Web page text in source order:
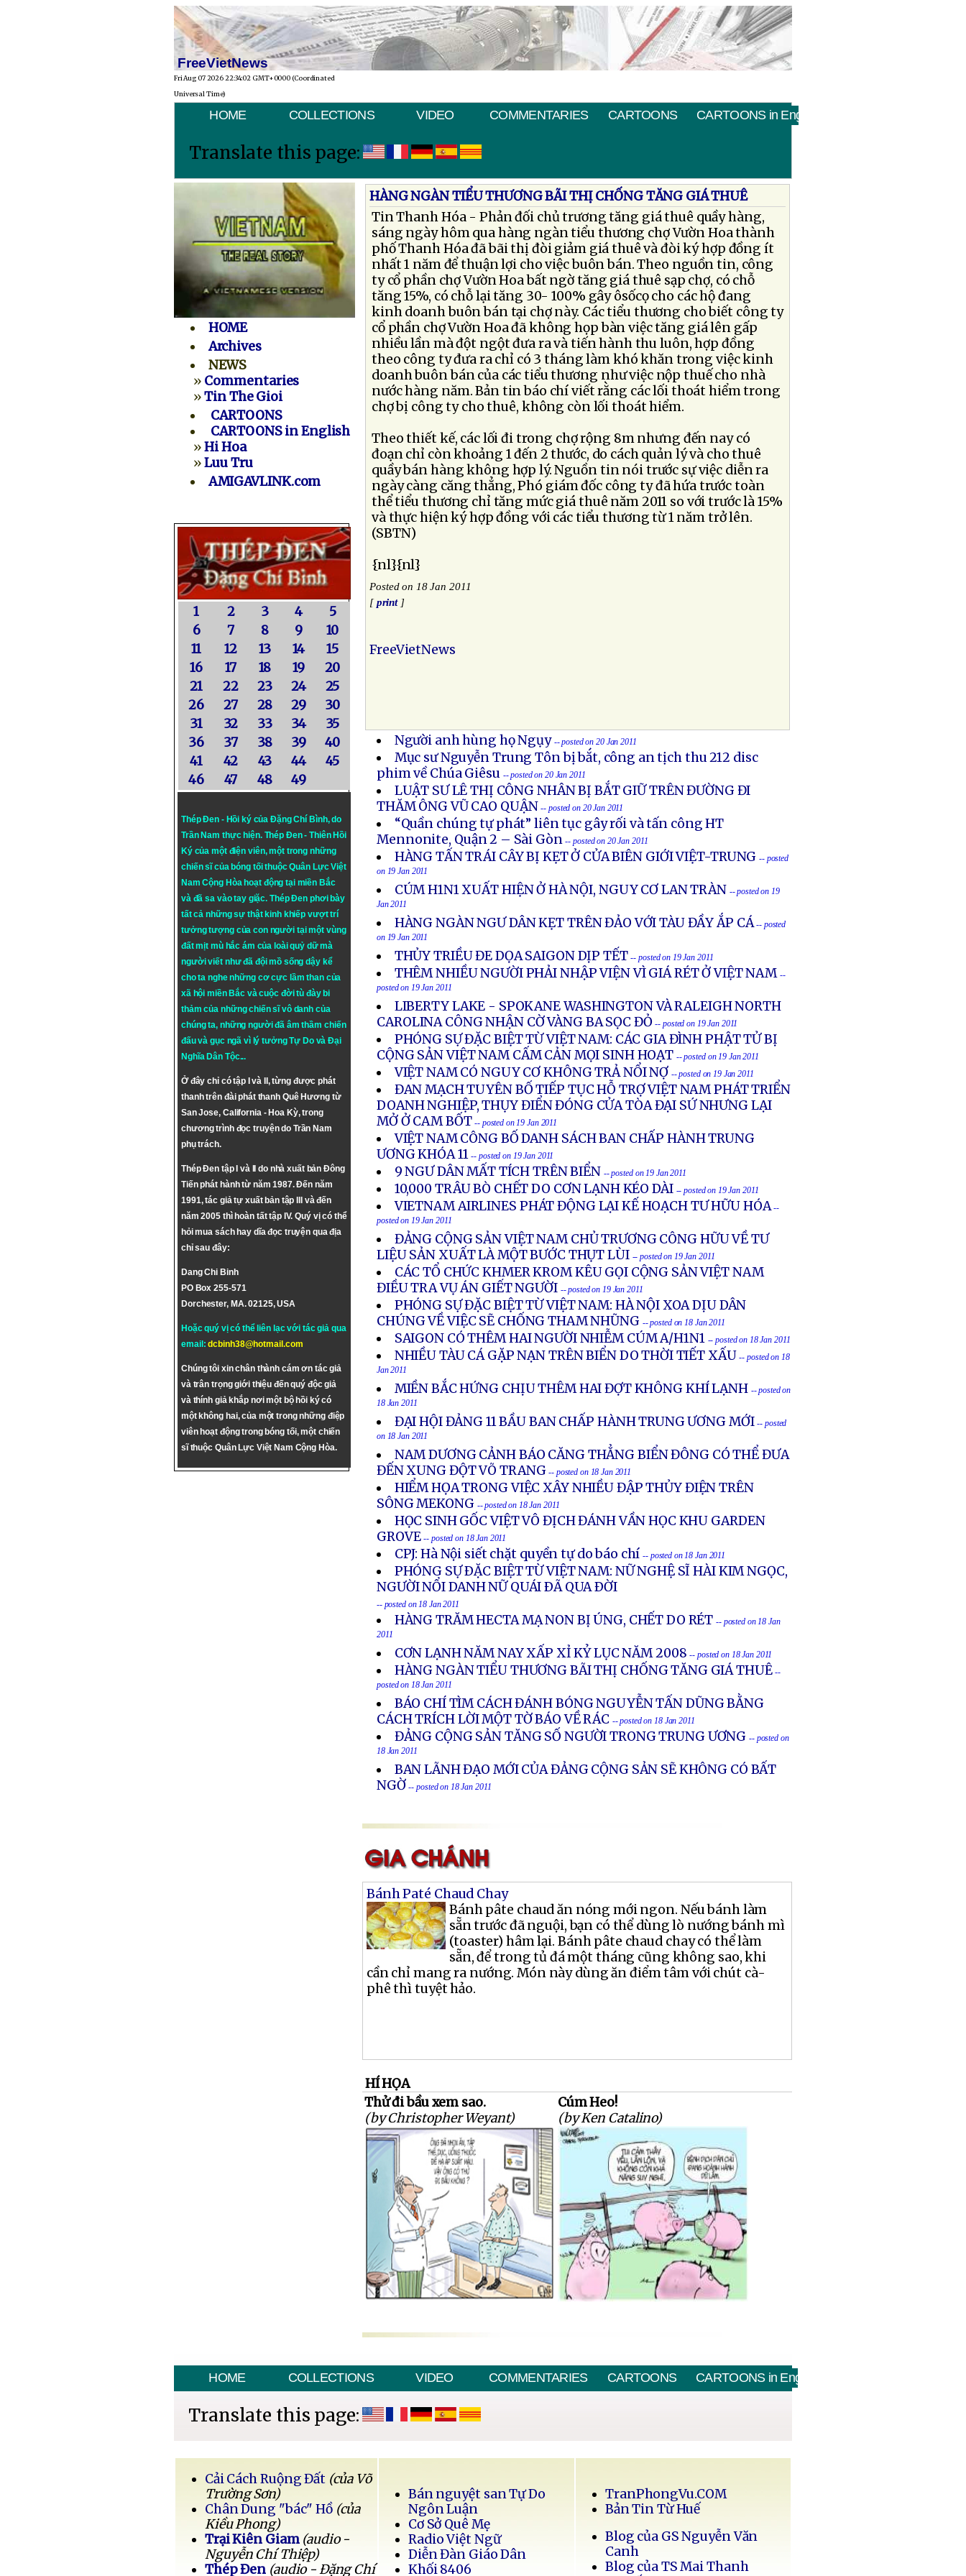
FreeVietNews
Fri Aug 07 2026 22:34:02 GMT+0000 (Coordinated
Universal Time)
HOME COLLECTIONS VIDEO COMMENTARIES CARTOONS CARTOONS in English
Translate this page:
HOME
Archives
NEWS
» Commentaries
»Tin The Gioi
CARTOONS
CARTOONS in English
»Hi Hoa
»Luu Tru
AMIGAVLINK.com
1 2 3 4
5
6
7 8 9
10
11
12 13 14
15
16
17 18 19
20
21
22 23 24
25
26
27 28 29
30
31
32 33 34
35
36
37 38 39
40
41
42 43 44
45
46
47 48 49
Thép Đen - Hồi ký của Đặng Chí Bình, do
Trần Nam thực hiện. Thép Đen- Thiên Hồi
Ký của một điện viên, một trong những
chiến sĩ của bóng tối thuộc Quân Lực Việt
Nam Cộng Hòa hoạt động tại miền Bắc
và đã sa vào tay giặc. Thép Đen phơi bày
tất cả những sự thật kinh khiếp vượt trí
tưởng tượng của con người tại một vùng
đất mịt mù hắc ám của loài quỷ dữ mà
người viết như đã đội mồ sống dậy kể
cho ta nghe những cơ cực lầm than của
xã hội miền Bắc và cuộc đời tù đày bi
thảm của những chiến sĩ vô danh của
chúng ta, những người đã âm thầm chiến
đấu và gục ngã vì lý tưởngTự DovàĐại
Nghĩa Dân Tộc...
Ở đây chỉ có tập I và II, từng được phát
thanh trên đài phát thanh Quê Hương từ
San Jose, California - Hoa Kỳ, trong
chương trình đọc truyện do Trần Nam
phụ trách.
Thép Đen tập I và II do nhà xuất bản Đông
Tiến phát hành từ năm 1987. Đến năm
1991, tác giả tự xuất bản tập III và đến
năm 2005 thì hoàn tất tập IV. Quý vị có thể
hỏi mua sách hay dĩa đọc truyện qua địa
chỉ sau đây:
Dang Chi Binh
PO Box 255-571
Dorchester, MA. 02125, USA
Hoặc quý vị có thể liên lạc với tác giả qua
email:dcbinh38@hotmail.com
Chúng tôi xin chân thành cám ơn tác giả
và trân trọng giới thiệu đến quý độc giả
và thính giả khắp nơi một bộ hồi ký có
một không hai, của một trong những điệp
viên hoạt động trong bóng tối, một chiến
sĩ thuộc Quân Lực Việt Nam Cộng Hòa.
HÀNG NGÀN TIỂU THƯƠNG BÃI THỊ CHỐNG TĂNG GIÁ THUÊ
Tin Thanh Hóa - Phản đối chủ trương tăng giá thuê quầy hàng,
sáng ngày hôm qua hàng ngàn tiểu thương chợ Vườn Hoa thành
phố Thanh Hóa đã bãi thị đòi giảm giá thuê và đòi ký hợp đồng ít
nhất 1 năm để thuận lợi cho việc buôn bán. Theo nguồn tin, công
ty cổ phần chợ Vườn Hoa bất ngờ tăng giá thuê sạp chợ, có chỗ
tăng 15%, có chỗ lại tăng 30- 100% gây ôsốcọ cho các hộ đang
kinh doanh buôn bán tại chợ này. Các tiểu thương cho biết công ty
cổ phần chợ Vườn Hoa đã không họp bàn việc tăng giá lên gấp
nhiều lần mà đột ngột đưa ra và tiến hành thu luôn, hợp đồng
theo công ty đưa ra chỉ có 3 tháng làm khó khăn trong việc kinh
doanh buôn bán của các tiểu thương như việc nộp thuế cho nhà
nước hàng năm. Bản tin báo chí viết rằng các lối thoát hiểm trong
chợ bị công ty cho thuê, không còn lối thoát hiểm.
Theo thiết kế, các lối đi trong chợ rộng 8m nhưng đến nay có
đoạn chỉ còn khoảng 1 đến 2 thước, do cách quản lý và cho thuê
quầy bán hàng không hợp lý. Nguồn tin nói trước sự việc diễn ra
ngày càng căng thẳng, Phó giám đốc công ty đã hứa trước toàn
thể tiểu thương chỉ tăng mức giá thuê năm 2011 so với trước là 15%
và thực hiện ký hợp đồng với các tiểu thương từ 1 năm trở lên.
(SBTN)
{nl}{nl}
Posted on 18 Jan 2011
[print]
FreeVietNews
Người anh hùng họ Ngụy -- posted on 20 Jan 2011
Mục sư Nguyễn Trung Tôn bị bắt, công an tịch thu 212 disc
phim về Chúa Giêsu -- posted on 20 Jan 2011
LUẬT SƯ LÊ THỊ CÔNG NHÂN BỊ BẮT GIỮ TRÊN ĐƯỜNG ĐI
THĂM ÔNG VŨ CAO QUẬN -- posted on 20 Jan 2011
“Quần chúng tự phát” liên tục gây rối và tấn công HT
Mennonite, Quận 2 – Sài Gòn-- posted on 20 Jan 2011
HÀNG TẤN TRÁI CÂY BỊ KẸT Ở CỬA BIÊN GIỚI VIỆT-TRUNG-- posted
on 19 Jan 2011
CÚM H1N1 XUẤT HIỆN Ở HÀ NỘI, NGUY CƠ LAN TRÀN -- posted on 19
Jan 2011
HÀNG NGÀN NGƯ DÂN KẸT TRÊN ĐẢO VỚI TÀU ĐẦY ẮP CÁ-- posted
on 19 Jan 2011
THỦY TRIỀU ĐE DỌA SAIGON DỊP TẾT-- posted on 19 Jan 2011
THÊM NHIỀU NGƯỜI PHẢI NHẬP VIỆN VÌ GIÁ RÉT Ở VIỆT NAM --
posted on 19 Jan 2011
LIBERTY LAKE - SPOKANE WASHINGTON VÀ RALEIGH NORTH
CAROLINA CÔNG NHẬN CỜ VÀNG BA SỌC ĐỎ -- posted on 19 Jan 2011
PHÓNG SỰ ĐẶC BIỆT TỪ VIỆT NAM: CÁC GIA ĐÌNH PHẬT TỬ BỊ
CỘNG SẢN VIỆT NAM CẤM CẢN MỌI SINH HOẠT -- posted on 19 Jan 2011
VIỆT NAM CÓ NGUY CƠ KHÔNG TRẢ NỔI NỢ -- posted on 19 Jan 2011
ĐAN MẠCH TUYÊN BỐ TIẾP TỤC HỖ TRỢ VIỆT NAM PHÁT TRIỂN
DOANH NGHIỆP, THỤY ĐIỂN ĐÓNG CỬA TÒA ĐẠI SỨ NHƯNG LẠI
MỞ Ở CAM BỐT -- posted on 19 Jan 2011
VIỆT NAM CÔNG BỐ DANH SÁCH BAN CHẤP HÀNH TRUNG
ƯƠNG KHÓA 11-- posted on 19 Jan 2011
9 NGƯ DÂN MẤT TÍCH TRÊN BIỂN -- posted on 19 Jan 2011
10,000 TRÂU BÒ CHẾT DO CƠN LẠNH KÉO DÀI -- posted on 19 Jan 2011
VIETNAM AIRLINES PHÁT ĐỘNG LẠI KẾ HOẠCH TƯ HỮU HÓA --
posted on 19 Jan 2011
ĐẢNG CỘNG SẢN VIỆT NAM CHỦ TRƯƠNG CÔNG HỮU VỀ TƯ
LIỆU SẢN XUẤT LÀ MỘT BƯỚC THỤT LÙI -- posted on 19 Jan 2011
CÁC TỔ CHỨC KHMER KROM KÊU GỌI CỘNG SẢN VIỆT NAM
ĐIỀU TRA VỤ ÁN GIẾT NGƯỜI -- posted on 19 Jan 2011
PHÓNG SỰ ĐẶC BIỆT TỪ VIỆT NAM: HÀ NỘI XOA DỊU DÂN
CHÚNG VỀ VIỆC SẼ CHỐNG THAM NHŨNG -- posted on 18 Jan 2011
SAIGON CÓ THÊM HAI NGƯỜI NHIỄM CÚM A/H1N1 -- posted on 18 Jan 2011
NHIỀU TÀU CÁ GẶP NẠN TRÊN BIỂN DO THỜI TIẾT XẤU -- posted on 18
Jan 2011
MIỀN BẮC HỨNG CHỊU THÊM HAI ĐỢT KHÔNG KHÍ LẠNH -- posted on
18 Jan 2011
ĐẠI HỘI ĐẢNG 11 BẦU BAN CHẤP HÀNH TRUNG ƯƠNG MỚI -- posted
on 18 Jan 2011
NAM DƯƠNG CẢNH BÁO CĂNG THẲNG BIỂN ĐÔNG CÓ THỂ ĐƯA
ĐẾN XUNG ĐỘT VÕ TRANG -- posted on 18 Jan 2011
HIỂM HỌA TRONG VIỆC XÂY NHIỀU ĐẬP THỦY ĐIỆN TRÊN
SÔNG MEKONG -- posted on 18 Jan 2011
HỌC SINH GỐC VIỆT VÔ ĐỊCH ĐÁNH VẦN HỌC KHU GARDEN
GROVE -- posted on 18 Jan 2011
CPJ: Hà Nội siết chặt quyền tự do báo chí -- posted on 18 Jan 2011
PHÓNG SỰ ÐẶC BIỆT TỪ VIỆT NAM: NỮ NGHỆ SĨ HÀI KIM NGỌC,
NGƯỜI NỔI DANH NỮ QUÁI ÐÃ QUA ÐỜI
-- posted on 18 Jan 2011
HÀNG TRĂM HECTA MẠ NON BỊ ÚNG, CHẾT DO RÉT -- posted on 18 Jan
2011
CƠN LẠNH NĂM NAY XẤP XỈ KỶ LỤC NĂM 2008-- posted on 18 Jan 2011
HÀNG NGÀN TIỂU THƯƠNG BÃI THỊ CHỐNG TĂNG GIÁ THUÊ--
posted on 18 Jan 2011
BÁO CHÍ TÌM CÁCH ĐÁNH BÓNG NGUYỄN TẤN DŨNG BẰNG
CÁCH TRÍCH LỜI MỘT TỜ BÁO VỀ RÁC -- posted on 18 Jan 2011
ĐẢNG CỘNG SẢN TĂNG SỐ NGƯỜI TRONG TRUNG ƯƠNG-- posted on
18 Jan 2011
BAN LÃNH ĐẠO MỚI CỦA ĐẢNG CỘNG SẢN SẼ KHÔNG CÓ BẤT
NGỜ-- posted on 18 Jan 2011
Bánh Paté Chaud Chay
Bánh pâte chaud ăn nóng mới ngon. Nếu bánh làm
sẵn trước đã nguội, bạn có thể dùng lò nướng bánh mì
(toaster) hâm lại. Bánh pâte chaud chay có thể làm
sẵn, để trong tủ đá một tháng cũng không sao, khi
cần chỉ mang ra nướng. Món này dùng ăn điểm tâm với chút cà-
phê thì tuyệt hảo.
HÍ HỌA
Thử đi bầu xem sao.
(by Christopher Weyant)
Cúm Heo!
(by Ken Catalino)
HOME COLLECTIONS VIDEO COMMENTARIES CARTOONS CARTOONS in English
Translate this page:
Cải Cách Ruộng Đất (của Võ
Trường Sơn)
Chân Dung "bác" Hồ (của
Kiều Phong)
Trại Kiên Giam (audio -
Nguyễn Chí Thiệp)
Thép Đen (audio - Đặng Chí
Bán nguyệt san Tự Do
Ngôn Luận
Cơ Sở Quê Mẹ
Radio Việt Ngữ
Diễn Đàn Giáo Dân
Khối 8406
TranPhongVu.COM
Bản Tin Từ Huế
Blog của GS Nguyễn Văn
Canh
Blog của TS Mai Thanh